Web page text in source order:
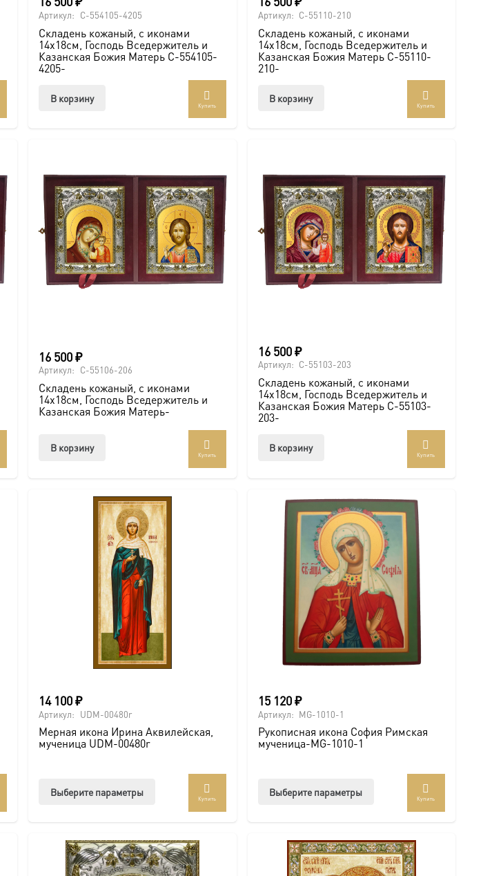
Артикул: C-554105-4205
Складень кожаный, с иконами
14х18см, Господь Вседержитель и
Казанская Божия Матерь C-554105-
4205-
В корзину
Купить
Артикул: C-55110-210
Складень кожаный, с иконами
14х18см, Господь Вседержитель и
Казанская Божия Матерь C-55110-
210-
В корзину
Купить
16 500₽
Артикул: C-55106-206
Складень кожаный, с иконами
14х18см, Господь Вседержитель и
Казанская Божия Матерь-
В корзину
Купить
16 500₽
Артикул: C-55103-203
Складень кожаный, с иконами
14х18см, Господь Вседержитель и
Казанская Божия Матерь C-55103-
203-
В корзину
Купить
14 100₽
Артикул: UDM-00480r
Мерная икона Ирина Аквилейская,
мученица UDM-00480r
Выберите параметры
вариаций.
Опции
Купить
15 120₽
Артикул: MG-1010-1
Рукописная икона София Римская
мученица-MG-1010-1
Выберите параметры
вариаций.
Опции
Купить